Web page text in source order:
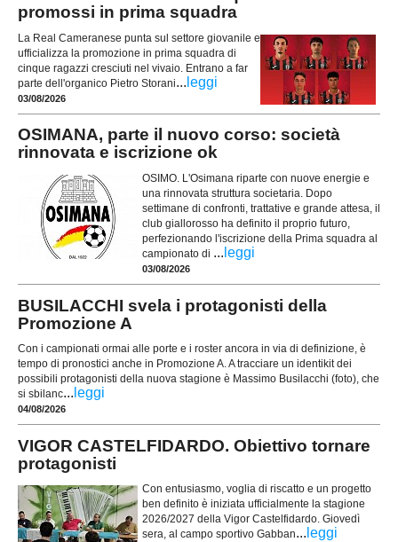
promossi in prima squadra
La Real Cameranese punta sul settore giovanile e
ufficializza la promozione in prima squadra di
cinque ragazzi cresciuti nel vivaio. Entrano a far
parte dell'organico Pietro Storani... leggi
03/08/2026
OSIMANA, parte il nuovo corso: società
rinnovata e iscrizione ok
OSIMO. L'Osimana riparte con nuove energie e
una rinnovata struttura societaria. Dopo
settimane di confronti, trattative e grande attesa, il
club giallorosso ha definito il proprio futuro,
perfezionando l'iscrizione della Prima squadra al
campionato di ... leggi
03/08/2026
BUSILACCHI svela i protagonisti della
Promozione A
Con i campionati ormai alle porte e i roster ancora in via di definizione, è
tempo di pronostici anche in Promozione A. A tracciare un identikit dei
possibili protagonisti della nuova stagione è Massimo Busilacchi (foto), che
si sbilanc... leggi
04/08/2026
VIGOR CASTELFIDARDO. Obiettivo tornare
protagonisti
Con entusiasmo, voglia di riscatto e un progetto
ben definito è iniziata ufficialmente la stagione
2026/2027 della Vigor Castelfidardo. Giovedì
sera, al campo sportivo Gabban... leggi